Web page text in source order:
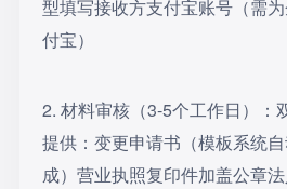
型填写接收方支付宝账号（需
付宝）
2. 材料审核（3-5个工作日）：
提供：变更申请书（模板系统
成）营业执照复印件加盖公章